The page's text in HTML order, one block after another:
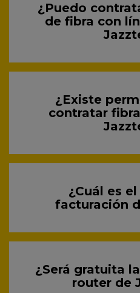
¿Puedo
de fibra con
¿Existe
contratar
¿Cuál es
facturación
¿Será gratuita
router de